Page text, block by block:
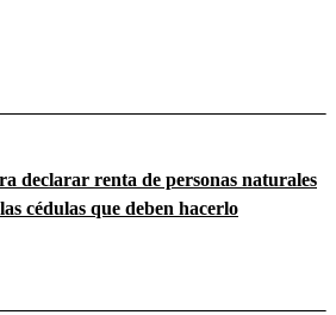
declarar renta de personas naturales
cédulas que deben hacerlo